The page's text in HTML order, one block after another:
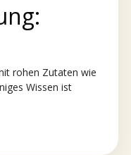
rohen Zutaten wie
Wissen ist